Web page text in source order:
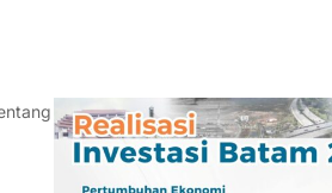
di Bukik Sulah